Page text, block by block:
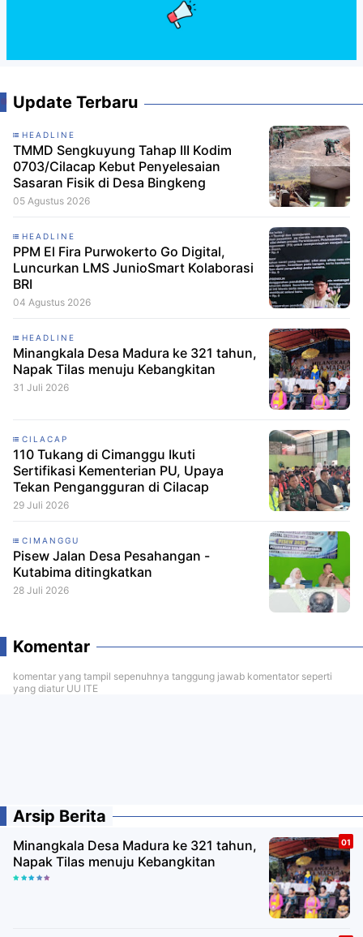
Update Terbaru
HEADLINE
TMMD Sengkuyung Tahap III Kodim
0703/Cilacap Kebut Penyelesaian
Sasaran Fisik di Desa Bingkeng
05 Agustus 2026
HEADLINE
PPM El Fira Purwokerto Go Digital,
Luncurkan LMS JunioSmart Kolaborasi
BRI
04 Agustus 2026
HEADLINE
Minangkala Desa Madura ke 321 tahun,
Napak Tilas menuju Kebangkitan
31 Juli 2026
CILACAP
110 Tukang di Cimanggu Ikuti
Sertifikasi Kementerian PU, Upaya
Tekan Pengangguran di Cilacap
29 Juli 2026
CIMANGGU
Pisew Jalan Desa Pesahangan -
Kutabima ditingkatkan
28 Juli 2026
Komentar
komentar yang tampil sepenuhnya tanggung jawab komentator seperti
yang diatur UU ITE
Arsip Berita
Minangkala Desa Madura ke 321 tahun,
Napak Tilas menuju Kebangkitan